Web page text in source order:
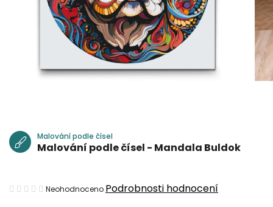
Malování podle čísel
Malování podle čísel - Mandala Buldok
Průměrné
Neohodnoceno Podrobnosti hodnocení